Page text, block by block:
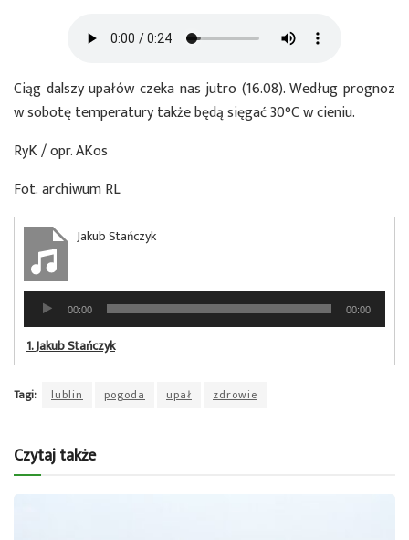
Ciąg dalszy upałów czeka nas jutro (16.08). Według prognoz
w sobotę temperatury także będą sięgać 30°C w cieniu.
RyK / opr. AKos
Fot. archiwum RL
Jakub Stańczyk
Odtwarzacz
plików
dźwiękowych
00:00 00:00
1.Jakub Stańczyk
Tagi: lublin pogoda upał zdrowie
Czytaj także